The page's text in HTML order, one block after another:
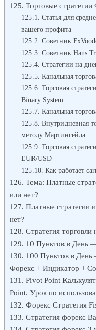
Торговые стратегии
Статья для
вашего профита
Советник
Советник Hans
Стратегии на
Канальная
Торговая
Binary System
Канальная
Внутридневная
методу Мартингейла
Торговая
EUR/USD
Как работает
Тема: Платные
или нет?
Платные стратегии
нет?
Стратегия
10 Пунктов в День
100 Пунктов в
Форекс + Индикатор +
Pivot Point
Point. Урок по
Форекс Стратегия
Стратегия форекс